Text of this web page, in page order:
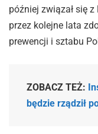
później związał się
przez kolejne lata
prewencji i sztabu
ZOBACZ TEŻ:
będzie rządził